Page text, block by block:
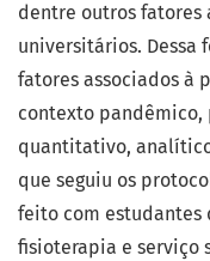
dentre outros fatores
universitários. Dessa
fatores associados à
contexto
quantitativo,
que seguiu os
feito com estudantes
fisioterapia e serviço